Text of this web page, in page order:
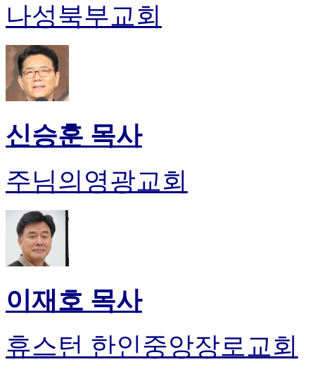
나성북부교회
신승훈 목사
주님의영광교회
이재호 목사
휴스턴 한인중앙장로교회